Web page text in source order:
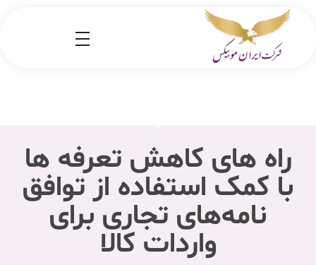
راه های کاهش تعرفه ها
با کمک استفاده از توافق‌
نامه‌های تجاری برای
واردات کالا